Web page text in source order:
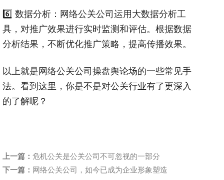
6️⃣ 数据分析：网络公关公司运用大数据分析工
具，对推广效果进行实时监测和评估。根据数据
分析结果，不断优化推广策略，提高传播效果。
以上就是网络公关公司操盘舆论场的一些常见手
法。看到这里，你是不是对公关行业有了更深入
的了解呢？
上一篇： 危机公关是公关公司不可忽视的一部分
下一篇： 网络公关公司，如今已成为企业形象塑造